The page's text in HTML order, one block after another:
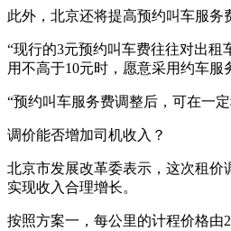
此外，北京还将提高预约叫车服务
“现行的3元预约叫车费往往对出
用不高于10元时，愿意采用约车服
“预约叫车服务费调整后，可在一
调价能否增加司机收入？
北京市发展改革委表示，这次租
实现收入合理增长。
按照方案一，每公里的计程价格由